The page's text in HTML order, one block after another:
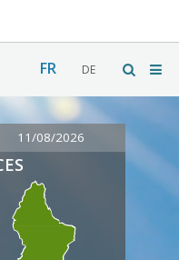
FR DE
11/08/2026